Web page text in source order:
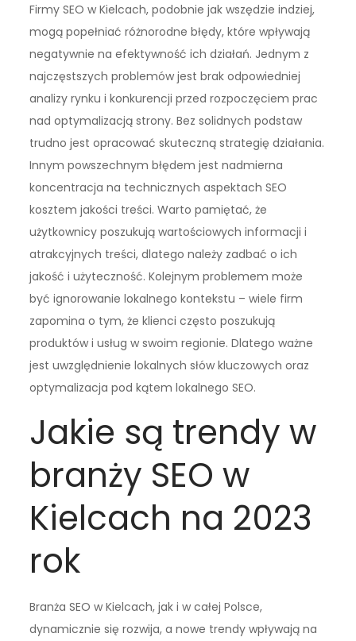
Firmy SEO w Kielcach, podobnie jak wszędzie indziej,
mogą popełniać różnorodne błędy, które wpływają
negatywnie na efektywność ich działań. Jednym z
najczęstszych problemów jest brak odpowiedniej
analizy rynku i konkurencji przed rozpoczęciem prac
nad optymalizacją strony. Bez solidnych podstaw
trudno jest opracować skuteczną strategię działania.
Innym powszechnym błędem jest nadmierna
koncentracja na technicznych aspektach SEO
kosztem jakości treści. Warto pamiętać, że
użytkownicy poszukują wartościowych informacji i
atrakcyjnych treści, dlatego należy zadbać o ich
jakość i użyteczność. Kolejnym problemem może
być ignorowanie lokalnego kontekstu – wiele firm
zapomina o tym, że klienci często poszukują
produktów i usług w swoim regionie. Dlatego ważne
jest uwzględnienie lokalnych słów kluczowych oraz
optymalizacja pod kątem lokalnego SEO.
Jakie są trendy w
branży SEO w
Kielcach na 2023
rok
Branża SEO w Kielcach, jak i w całej Polsce,
dynamicznie się rozwija, a nowe trendy wpływają na